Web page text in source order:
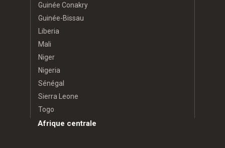
Guinée Conakry
Guinée-Bissau
Liberia
Mali
Niger
Nigeria
Sénégal
Sierra Leone
Togo
Afrique centrale